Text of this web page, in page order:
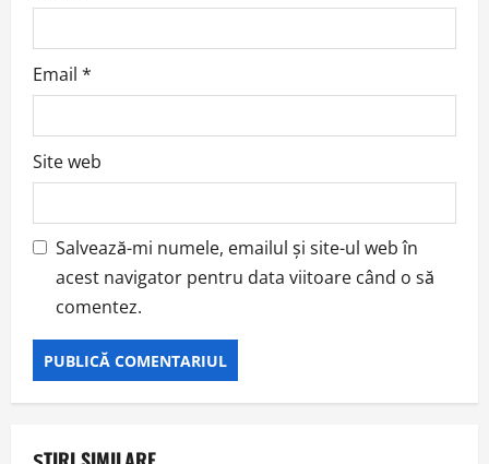
Email *
Site web
Salvează-mi numele, emailul și site-ul web în
acest navigator pentru data viitoare când o să
comentez.